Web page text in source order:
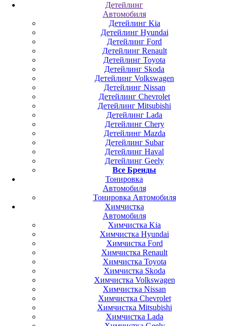
Детейлинг
Автомобиля
Детейлинг Kia
Детейлинг Hyundai
Детейлинг Ford
Детейлинг Renault
Детейлинг Toyota
Детейлинг Skoda
Детейлинг Volkswagen
Детейлинг Nissan
Детейлинг Chevrolet
Детейлинг Mitsubishi
Детейлинг Lada
Детейлинг Chery
Детейлинг Mazda
Детейлинг Subar
Детейлинг Haval
Детейлинг Geely
Все Бренды
Тонировка
Автомобиля
Тонировка Автомобиля
Химчистка
Автомобиля
Химчистка Kia
Химчистка Hyundai
Химчистка Ford
Химчистка Renault
Химчистка Toyota
Химчистка Skoda
Химчистка Volkswagen
Химчистка Nissan
Химчистка Chevrolet
Химчистка Mitsubishi
Химчистка Lada